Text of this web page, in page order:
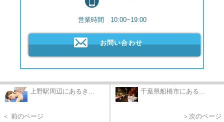
営業時間 10:00~19:00
お問い合わせ
上野駅周辺にあるき...
＜ 前のページ
千葉県船橋市にある...
＞次のページ